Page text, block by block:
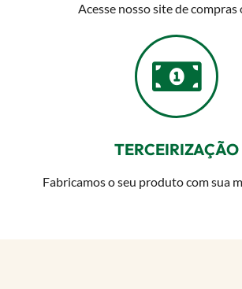
Acesse nosso site de compras
TERCEIRIZAÇÃO
Fabricamos o seu produto com sua